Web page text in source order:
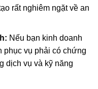
rất nghiêm ngặt về an
Nếu bạn kinh doanh
phục vụ phải có chứng
dịch vụ và kỹ năng